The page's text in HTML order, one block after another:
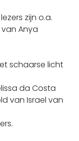
zijn o.a.
Anya
schaarse licht
da Costa
van Israel van